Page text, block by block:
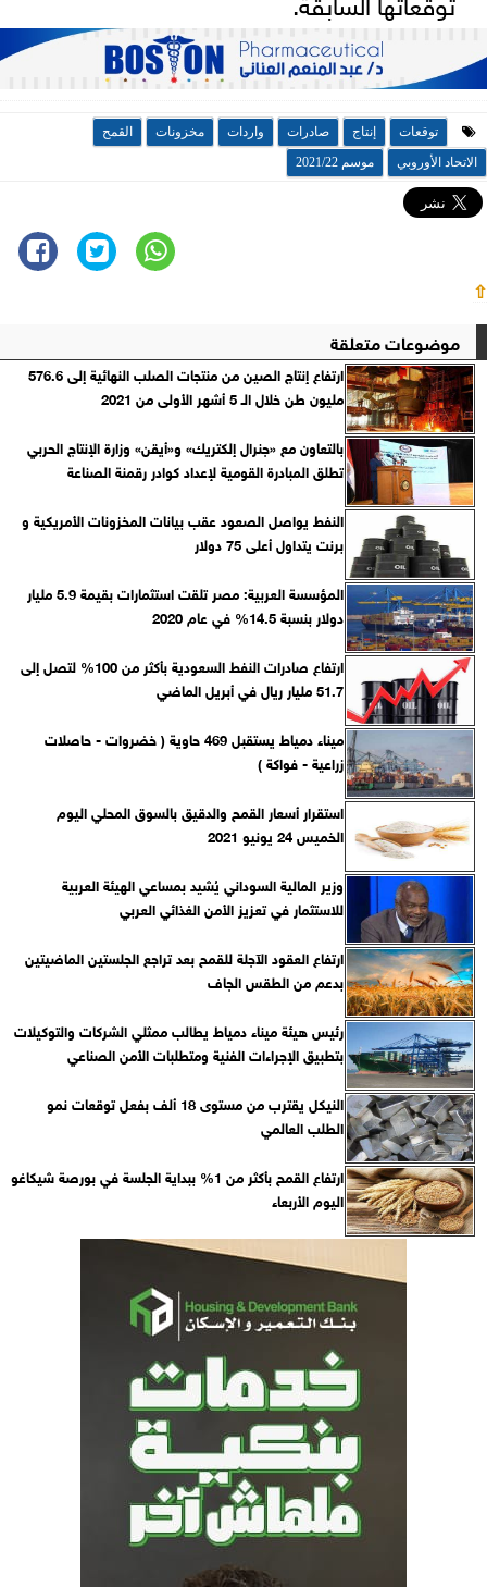
توقعات إنتاج صادرات واردات مخزونات
القمح
الاتحاد الأوروبي
موسم 2021/22
⇧
موضوعات متعلقة
ارتفاع إنتاج الصين من منتجات الصلب النهائية إلى 576.6
مليون طن خلال الـ 5 أشهر الأولى من 2021
بالتعاون مع «جنرال إلكتريك» و«أيقن» وزارة الإنتاج الحربي
تطلق المبادرة القومية لإعداد كوادر رقمنة الصناعة
النفط يواصل الصعود عقب بيانات المخزونات الأمريكية و
برنت يتداول أعلى 75 دولار
المؤسسة العربية: مصر تلقت استثمارات بقيمة 5.9 مليار
دولار بنسبة 14.5% في عام 2020
ارتفاع صادرات النفط السعودية بأكثر من 100% لتصل إلى
51.7 مليار ريال في أبريل الماضي
ميناء دمياط يستقبل 469 حاوية ( خضروات - حاصلات
زراعية - فواكة )
استقرار أسعار القمح والدقيق بالسوق المحلي اليوم
الخميس 24 يونيو 2021
وزير المالية السوداني يُشيد بمساعي الهيئة العربية
للاستثمار في تعزيز الأمن الغذائي العربي
ارتفاع العقود الآجلة للقمح بعد تراجع الجلستين الماضيتين
بدعم من الطقس الجاف
رئيس هيئة ميناء دمياط يطالب ممثلي الشركات والتوكيلات
بتطبيق الإجراءات الفنية ومتطلبات الأمن الصناعي
النيكل يقترب من مستوى 18 ألف بفعل توقعات نمو
الطلب العالمي
ارتفاع القمح بأكثر من 1% ببداية الجلسة في بورصة شيكاغو
اليوم الأربعاء